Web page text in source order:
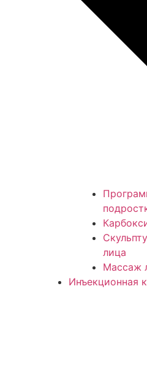
лица
Массаж
Инъекционная